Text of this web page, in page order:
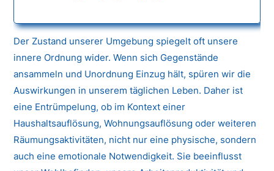
Der Zustand unserer Umgebung spiegelt oft unsere
innere Ordnung wider. Wenn sich Gegenstände
ansammeln und Unordnung Einzug hält, spüren wir die
Auswirkungen in unserem täglichen Leben. Daher ist
eine Entrümpelung, ob im Kontext einer
Haushaltsauflösung, Wohnungsauflösung oder weiteren
Räumungsaktivitäten, nicht nur eine physische, sondern
auch eine emotionale Notwendigkeit. Sie beeinflusst